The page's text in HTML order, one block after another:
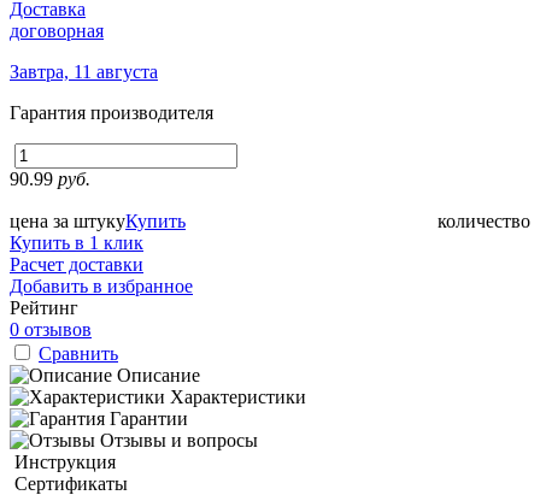
Доставка
договорная
Завтра, 11 августа
Гарантия производителя
90.99 руб.
цена за штуку количество
Купить
Купить в 1 клик
Расчет доставки
Добавить в избранное
Рейтинг
0 отзывов
Сравнить
Описание
Характеристики
Гарантии
Отзывы и вопросы
Инструкция
Сертификаты